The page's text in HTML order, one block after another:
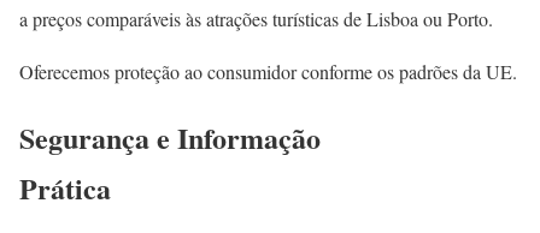
a preços comparáveis às atrações turísticas de Lisboa ou Porto.
Oferecemos proteção ao consumidor conforme os padrões da UE.
Segurança e Informação
Prática